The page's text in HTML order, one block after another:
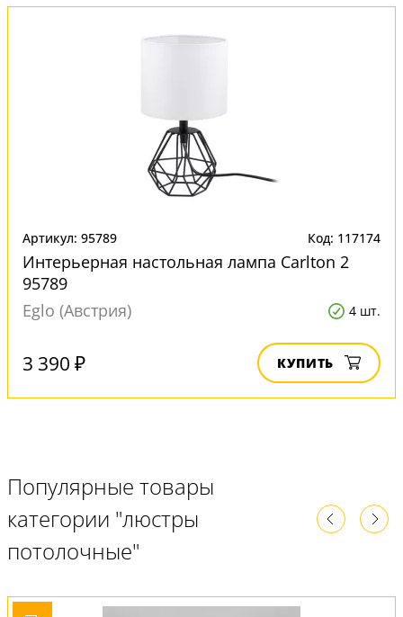
Артикул: 95789 Код: 117174
Интерьерная настольная лампа Carlton 2
95789
Eglo (Австрия)
4 шт.
3 390 ₽ КУПИТЬ
Популярные товары
категории "люстры
потолочные"